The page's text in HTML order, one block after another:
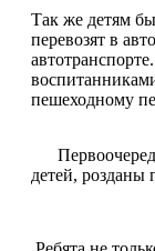
Так же детям
перевозят в
пешеходному
детей, розданы